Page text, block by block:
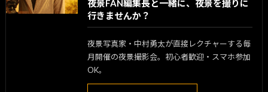
夜景FAN編集長と一緒に、夜景を撮りに
行きませんか？
夜景写真家・中村勇太が直接レクチャーする毎
月開催の夜景撮影会。初心者歓迎・スマホ参加
OK。